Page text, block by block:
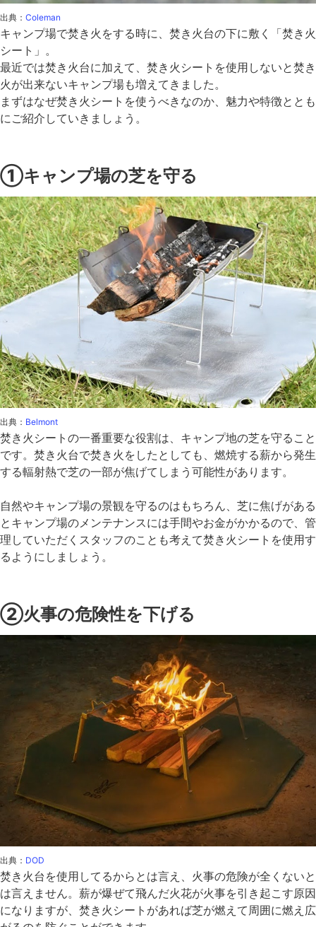
出典： Coleman
キャンプ場で焚き火をする時に、焚き火台の下に敷く「焚き火
シート」。
最近では焚き火台に加えて、焚き火シートを使用しないと焚き
火が出来ないキャンプ場も増えてきました。
まずはなぜ焚き火シートを使うべきなのか、魅力や特徴ととも
にご紹介していきましょう。
①キャンプ場の芝を守る
出典： Belmont
焚き火シートの一番重要な役割は、キャンプ地の芝を守ること
です。焚き火台で焚き火をしたとしても、燃焼する薪から発生
する輻射熱で芝の一部が焦げてしまう可能性があります。
自然やキャンプ場の景観を守るのはもちろん、芝に焦げがある
とキャンプ場のメンテナンスには手間やお金がかかるので、管
理していただくスタッフのことも考えて焚き火シートを使用す
るようにしましょう。
②火事の危険性を下げる
出典： DOD
焚き火台を使用してるからとは言え、火事の危険が全くないと
は言えません。薪が爆ぜて飛んだ火花が火事を引き起こす原因
になりますが、焚き火シートがあれば芝が燃えて周囲に燃え広